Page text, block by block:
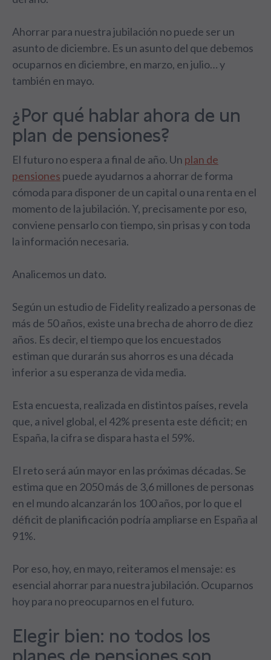
Ahorrar para nuestra jubilación no puede ser un
asunto de diciembre. Es un asunto del que debemos
ocuparnos en diciembre, en marzo, en julio… y
también en mayo.
¿Por qué hablar ahora de un
plan de pensiones?
El futuro no espera a final de año. Un plan de
pensiones puede ayudarnos a ahorrar de forma
cómoda para disponer de un capital o una renta en el
momento de la jubilación. Y, precisamente por eso,
conviene pensarlo con tiempo, sin prisas y con toda
la información necesaria.
Analicemos un dato.
Según un estudio de Fidelity realizado a personas de
más de 50 años, existe una brecha de ahorro de diez
años. Es decir, el tiempo que los encuestados
estiman que durarán sus ahorros es una década
inferior a su esperanza de vida media.
Esta encuesta, realizada en distintos países, revela
que, a nivel global, el 42% presenta este déficit; en
España, la cifra se dispara hasta el 59%.
El reto será aún mayor en las próximas décadas. Se
estima que en 2050 más de 3,6 millones de personas
en el mundo alcanzarán los 100 años, por lo que el
déficit de planificación podría ampliarse en España al
91%.
Por eso, hoy, en mayo, reiteramos el mensaje: es
esencial ahorrar para nuestra jubilación. Ocuparnos
hoy para no preocuparnos en el futuro.
Elegir bien: no todos los